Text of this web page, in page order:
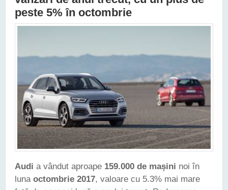
peste 5% în octombrie
Audi a vândut aproape 159.000 de mașini noi în
luna octombrie 2017, valoare cu 5.3% mai mare